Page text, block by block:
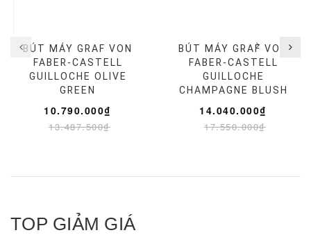
BÚT MÁY GRAF VON
FABER-CASTELL
GUILLOCHE OLIVE
GREEN
10.790.000₫
13.487.500₫
BÚT MÁY GRAF VON
FABER-CASTELL
GUILLOCHE
CHAMPAGNE BLUSH
14.040.000₫
17.550.000₫
TOP GIẢM GIÁ